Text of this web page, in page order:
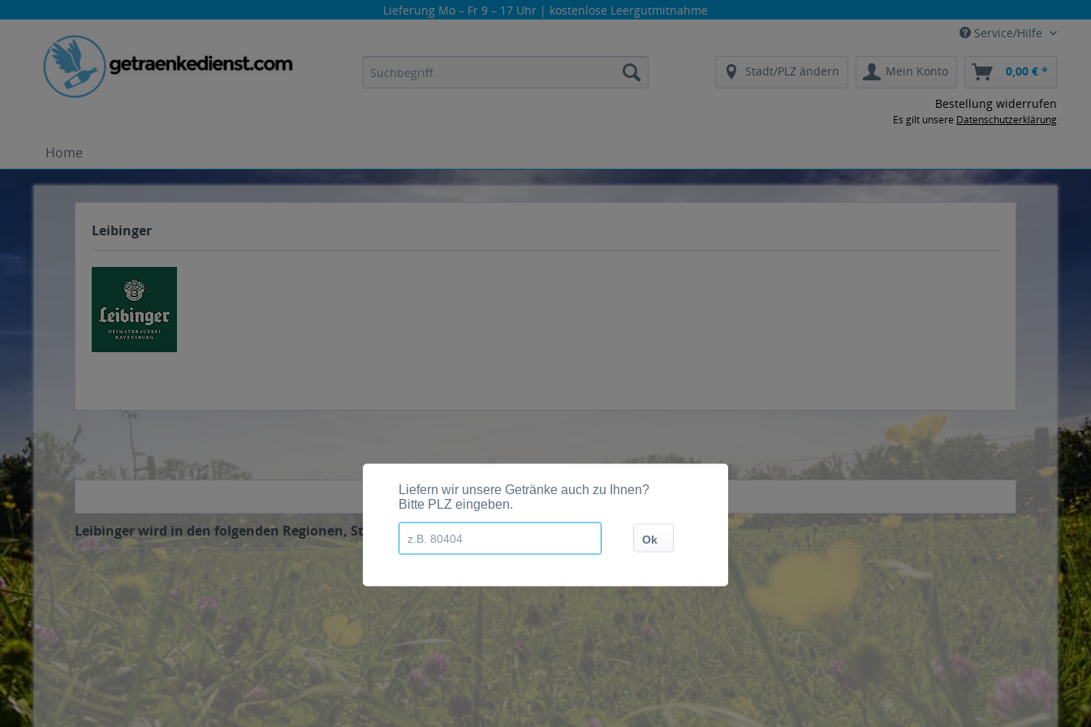
Lieferung Mo – Fr 9 – 17 Uhr | kostenlose Leergutmitnahme
Service/Hilfe
Stadt/PLZ ändern Mein Konto 0,00 € *
Bestellung widerrufen
Es gilt unsere Datenschutzerklärung
Home
Leibinger
Leibinger wird in den folgenden Regionen, Städten, Orten und Postleitzahl-Gebieten geliefert